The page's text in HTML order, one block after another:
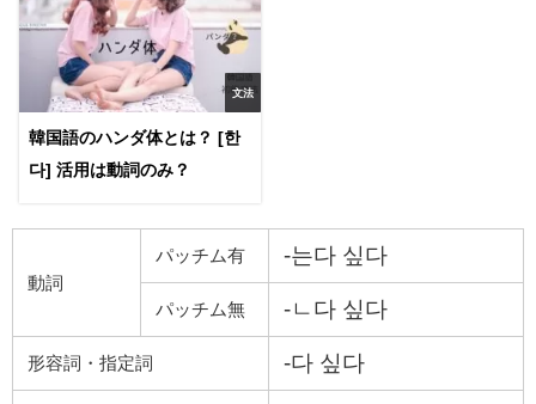
文法
韓国語のハンダ体とは？ [한
다] 活用は動詞のみ？
動詞
パッチム有 -는다 싶다
パッチム無 -ㄴ다 싶다
形容詞・指定詞 -다 싶다